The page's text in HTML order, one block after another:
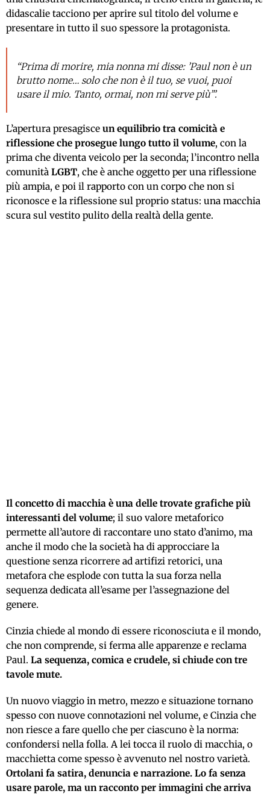
didascalie tacciono per aprire sul titolo del volume e
presentare in tutto il suo spessore la protagonista.
“Prima di morire, mia nonna mi disse: ’Paul non è un
brutto nome… solo che non è il tuo, se vuoi, puoi
usare il mio. Tanto, ormai, non mi serve più’”.
L’apertura presagisce un equilibrio tra comicità e
riflessione che prosegue lungo tutto il volume, con la
prima che diventa veicolo per la seconda; l’incontro nella
comunità LGBT, che è anche oggetto per una riflessione
più ampia, e poi il rapporto con un corpo che non si
riconosce e la riflessione sul proprio status: una macchia
scura sul vestito pulito della realtà della gente.
Il concetto di macchia è una delle trovate grafiche più
interessanti del volume; il suo valore metaforico
permette all’autore di raccontare uno stato d’animo, ma
anche il modo che la società ha di approcciare la
questione senza ricorrere ad artifizi retorici, una
metafora che esplode con tutta la sua forza nella
sequenza dedicata all’esame per l’assegnazione del
genere.
Cinzia chiede al mondo di essere riconosciuta e il mondo,
che non comprende, si ferma alle apparenze e reclama
Paul. La sequenza, comica e crudele, si chiude con tre
tavole mute.
Un nuovo viaggio in metro, mezzo e situazione tornano
spesso con nuove connotazioni nel volume, e Cinzia che
non riesce a fare quello che per ciascuno è la norma:
confondersi nella folla. A lei tocca il ruolo di macchia, o
macchietta come spesso è avvenuto nel nostro varietà.
Ortolani fa satira, denuncia e narrazione. Lo fa senza
usare parole, ma un racconto per immagini che arriva